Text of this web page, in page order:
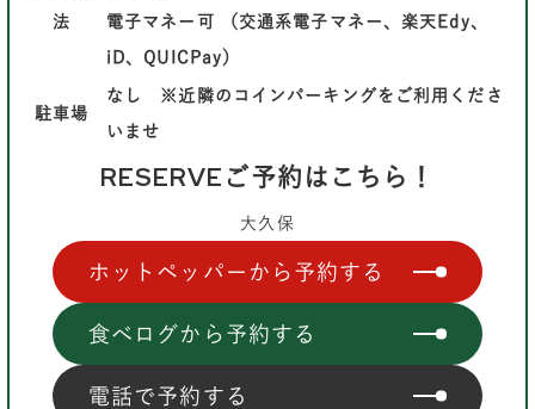
法 電子マネー可 （交通系電子マネー、楽天Edy、
iD、QUICPay）
駐車場
なし ※近隣のコインパーキングをご利用くださ
いませ
RESERVE ご予約はこちら！
大久保
ホットペッパーから予約する
食べログから予約する
電話で予約する